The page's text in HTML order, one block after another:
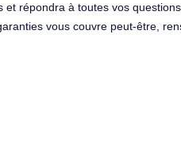
répondra à toutes vos
vous couvre peut-être,